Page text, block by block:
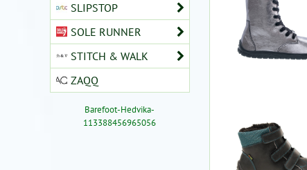
SLIPSTOP
SOLE RUNNER
STITCH & WALK
ZAQQ
Barefoot-Hedvika-
113388456965056